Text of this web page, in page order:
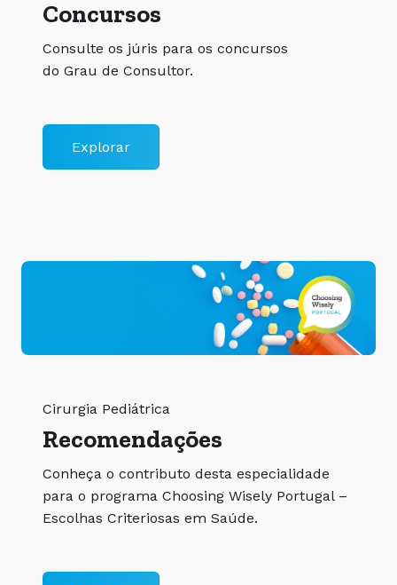
Concursos
Consulte os júris para os concursos
do Grau de Consultor.
Explorar
Cirurgia Pediátrica
Recomendações
Conheça o contributo desta especialidade
para o programa Choosing Wisely Portugal –
Escolhas Criteriosas em Saúde.